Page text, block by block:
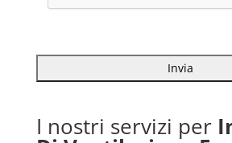
I nostri servizi per